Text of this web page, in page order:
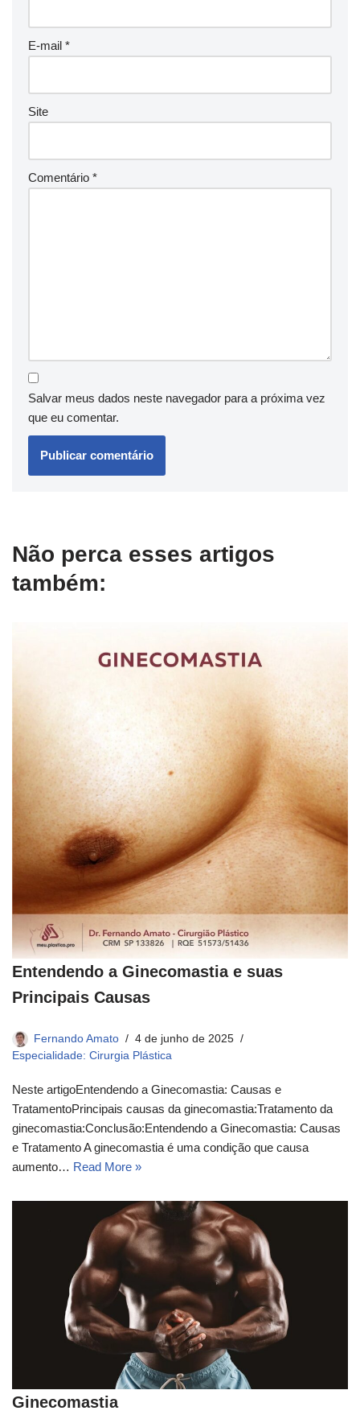
E-mail *
Site
Comentário *
Salvar meus dados neste navegador para a próxima vez
que eu comentar.
Não perca esses artigos
também:
Entendendo a Ginecomastia e suas
Principais Causas
Fernando Amato
4 de junho de 2025
Especialidade: Cirurgia Plástica
Neste artigoEntendendo a Ginecomastia: Causas e
TratamentoPrincipais causas da ginecomastia:Tratamento da
ginecomastia:Conclusão:Entendendo a Ginecomastia: Causas
e Tratamento A ginecomastia é uma condição que causa
aumento… Read More »
Ginecomastia